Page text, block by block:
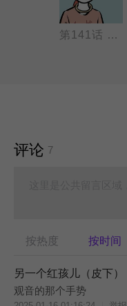
第141话 红孩儿龙女赶作业（NO BB, 计划）
评论 7
按热度 按时间
另一个红孩儿（皮下）
观音的那个手势